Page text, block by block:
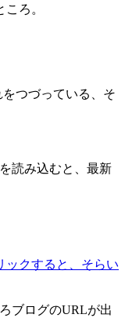
ろ。
つづっている、そ
読み込むと、最新
すると、そらい
ブログのURLが出